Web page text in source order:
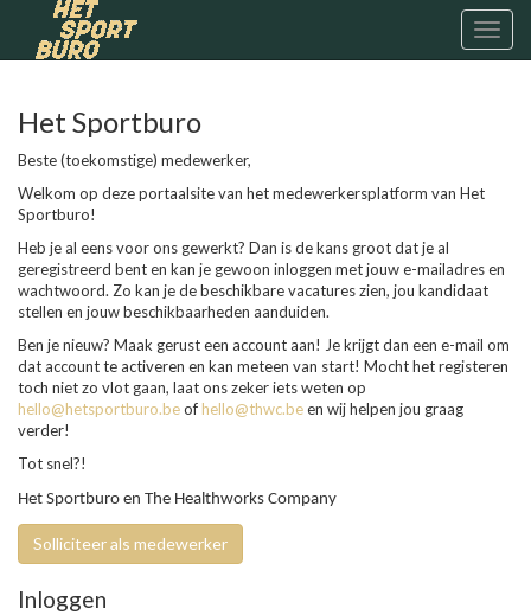
Het Sportburo
Beste (toekomstige) medewerker,
Welkom op deze portaalsite van het medewerkersplatform van Het
Sportburo!
Heb je al eens voor ons gewerkt? Dan is de kans groot dat je al
geregistreerd bent en kan je gewoon inloggen met jouw e-mailadres en
wachtwoord. Zo kan je de beschikbare vacatures zien, jou kandidaat
stellen en jouw beschikbaarheden aanduiden.
Ben je nieuw? Maak gerust een account aan! Je krijgt dan een e-mail om
dat account te activeren en kan meteen van start! Mocht het registeren
toch niet zo vlot gaan, laat ons zeker iets weten op
hello@hetsportburo.beof hello@thwc.been wij helpen jou graag
verder!
Tot snel?!
Het Sportburo en The Healthworks Company
Solliciteer als medewerker
Inloggen